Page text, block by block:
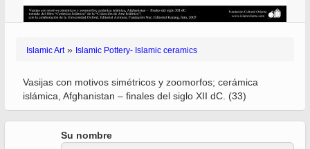
Islamic Art» Islamic Pottery- Islamic ceramics
Vasijas con motivos simétricos y zoomorfos; cerámica
islámica, Afghanistan – finales del siglo XII dC. (33)
Su nombre